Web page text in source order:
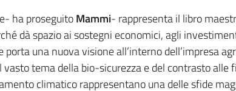
ha proseguitoMammi- rappresenta il libro
dà spazio ai sostegni economici, agli
porta una nuova visione all’interno dell’impresa
tema della bio-sicurezza e del contrasto alle
climatico rappresentano una delle sfide